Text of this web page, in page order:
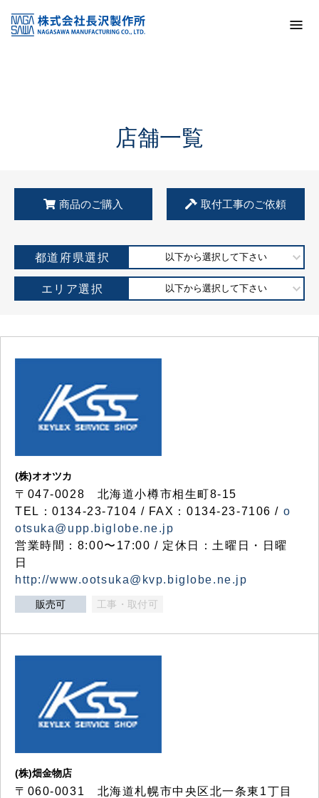
KSS加盟店・取扱店情報
店舗一覧
店舗一覧
商品のご購入 取付工事のご依頼
都道府県選択 以下から選択して下さい
エリア選択 以下から選択して下さい
(株)オオツカ
〒047-0028 北海道小樽市相生町8-15
TEL：0134-23-7104 / FAX：0134-23-7106 / o
otsuka@upp.biglobe.ne.jp
営業時間：8:00〜17:00 / 定休日：土曜日・日曜
日
http://www.ootsuka@kvp.biglobe.ne.jp
販売可 工事・取付可
(株)畑金物店
〒060-0031 北海道札幌市中央区北一条東1丁目